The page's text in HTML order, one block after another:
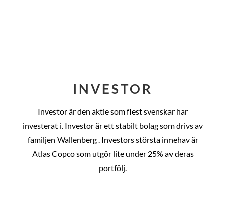
INVESTOR
Investor är den aktie som flest svenskar har
investerat i. Investor är ett stabilt bolag som drivs av
familjen Wallenberg . Investors största innehav är
Atlas Copco som utgör lite under 25% av deras
portfölj.